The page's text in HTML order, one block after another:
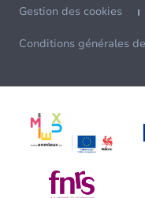
Gestion des cookies
Conditions générales